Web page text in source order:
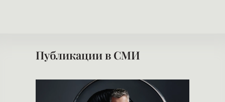
Публикации в СМИ